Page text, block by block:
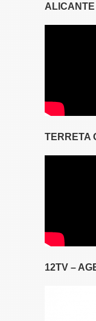
TERRETA
12TV –